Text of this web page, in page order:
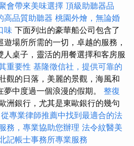
會帶來美味選擇 頂級助聽器品
高品質助聽器 桃園外燴，無論婚
味 下面列出的豪華船公司包含了
場所所需的一切，卓越的服務，
桌子，靈活的用餐選擇和客房服
重要性 基隆徵信社，提供可靠的
觀的日落，美麗的景觀，海風和
中度過一個浪漫的假期。 整復
洲銀行，尤其是東歐銀行的幾句
從專業律師推薦中找到最適合的法
務，專業協助您辦理 法令紋醫美
記帳士事務所專業服務